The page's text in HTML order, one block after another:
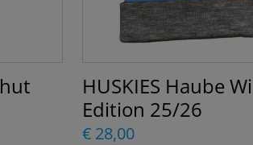
HUSKIES Haube
Edition 25/26
€ 28,00